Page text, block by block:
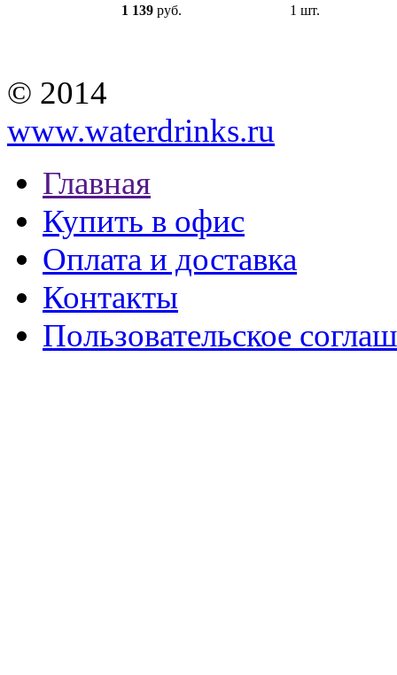
1 139 руб. 1 шт.
© 2014
www.waterdrinks.ru
Главная
Купить в офис
Оплата и доставка
Контакты
Пользовательское